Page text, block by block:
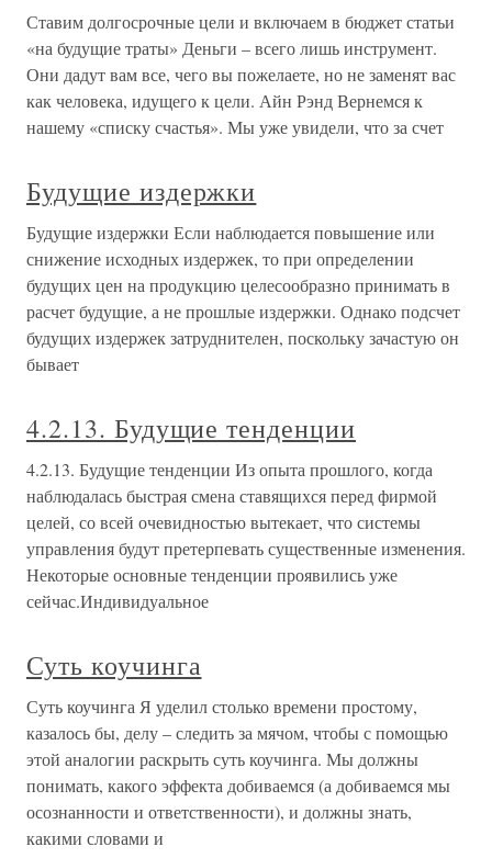
Ставим долгосрочные цели и включаем в бюджет статьи
«на будущие траты» Деньги – всего лишь инструмент.
Они дадут вам все, чего вы пожелаете, но не заменят вас
как человека, идущего к цели. Айн Рэнд Вернемся к
нашему «списку счастья». Мы уже увидели, что за счет
Будущие издержки
Будущие издержки Если наблюдается повышение или
снижение исходных издержек, то при определении
будущих цен на продукцию целесообразно принимать в
расчет будущие, а не прошлые издержки. Однако подсчет
будущих издержек затруднителен, поскольку зачастую он
бывает
4.2.13. Будущие тенденции
4.2.13. Будущие тенденции Из опыта прошлого, когда
наблюдалась быстрая смена ставящихся перед фирмой
целей, со всей очевидностью вытекает, что системы
управления будут претерпевать существенные изменения.
Некоторые основные тенденции проявились уже
сейчас.Индивидуальное
Суть коучинга
Суть коучинга Я уделил столько времени простому,
казалось бы, делу – следить за мячом, чтобы с помощью
этой аналогии раскрыть суть коучинга. Мы должны
понимать, какого эффекта добиваемся (а добиваемся мы
осознанности и ответственности), и должны знать,
какими словами и